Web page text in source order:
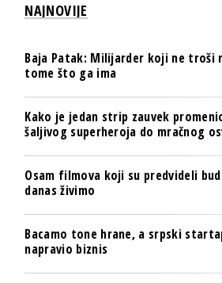
NAJNOVIJE
Baja Patak: Milijarder koji ne troši
tome što ga ima
Kako je jedan strip zauvek
šaljivog superheroja do mračnog
Osam filmova koji su predvideli
danas živimo
Bacamo tone hrane, a srpski
napravio biznis